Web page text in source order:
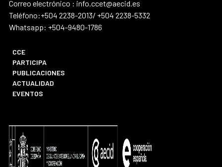
Correo electrónico : info.ccet@aecid.es
Teléfono:+504 2238-2013/ +504 2238-5332
Whatsapp: +504-9480-1786
CCE
PARTICIPA
PUBLICACIONES
ACTUALIDAD
EVENTOS